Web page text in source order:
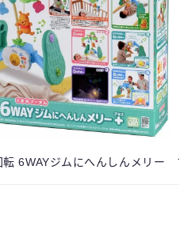
転 6WAYジムにへんしんメリー プ